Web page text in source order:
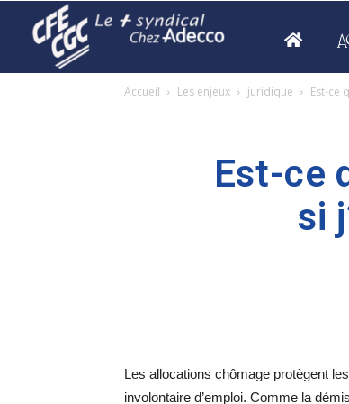
Accueil Les enjeux juridique Est-ce
Est-ce
si
Les allocations chômage protègent
involontaire d’emploi. Comme la